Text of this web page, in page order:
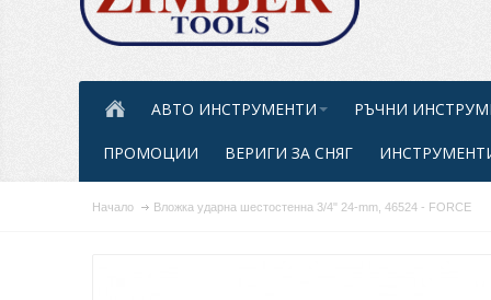
АВТО ИНСТРУМЕНТИ РЪЧНИ
ПРОМОЦИИ ВЕРИГИ ЗА СНЯГ
Начало Вложка ударна шестостенна 3/4" 24-mm, 46524 - FORCE